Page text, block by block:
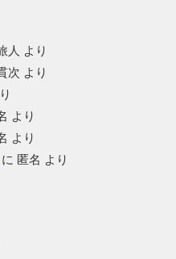
人 より
次 より
より
より
匿名 より